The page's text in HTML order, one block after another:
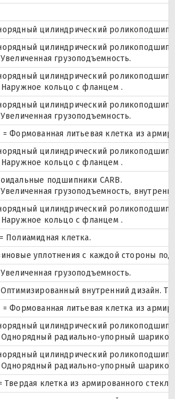
цилиндрический
цилиндрический
грузоподъемность.
цилиндрический
Наружное кольцо с фланцем .
цилиндрический
грузоподъемность.
= Формованная литьевая клетка из
цилиндрический
Наружное кольцо с фланцем .
подшипники CARB.
Увеличенная грузоподъемность,
цилиндрический
Наружное кольцо с фланцем .
Полиамидная клетка.
уплотнения с каждой стороны
грузоподъемность.
Оптимизированный внутренний дизайн.
= Формованная литьевая клетка из
цилиндрический
Однорядный радиально-упорный
цилиндрический
Однорядный радиально-упорный
Твердая клетка из армированного